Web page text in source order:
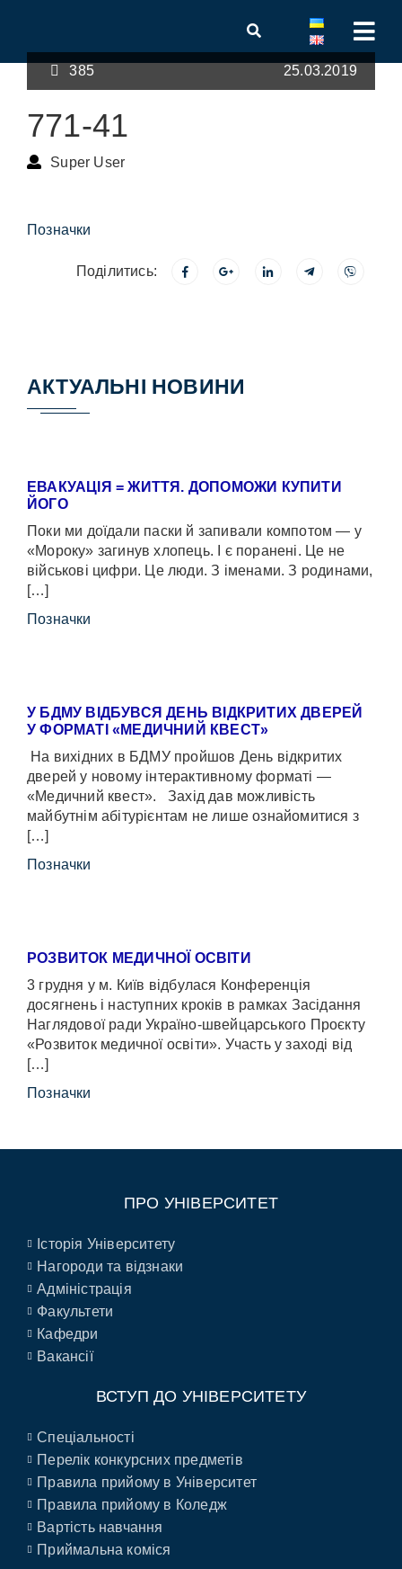
385 25.03.2019
771-41
Super User
Позначки
Поділитись:
АКТУАЛЬНІ НОВИНИ
ЕВАКУАЦІЯ = ЖИТТЯ. ДОПОМОЖИ КУПИТИ
ЙОГО
Поки ми доїдали паски й запивали компотом — у
«Мороку» загинув хлопець. І є поранені. Це не
військові цифри. Це люди. З іменами. З родинами,
[…]
Позначки
У БДМУ ВІДБУВСЯ ДЕНЬ ВІДКРИТИХ ДВЕРЕЙ
У ФОРМАТІ «МЕДИЧНИЙ КВЕСТ»
На вихідних в БДМУ пройшов День відкритих
дверей у новому інтерактивному форматі —
«Медичний квест». Захід дав можливість
майбутнім абітурієнтам не лише ознайомитися з
[…]
Позначки
РОЗВИТОК МЕДИЧНОЇ ОСВІТИ
3 грудня у м. Київ відбулася Конференція
досягнень і наступних кроків в рамках Засідання
Наглядової ради Україно-швейцарського Проєкту
«Розвиток медичної освіти». Участь у заході від
[…]
Позначки
ПРО УНІВЕРСИТЕТ
Історія Університету
Нагороди та відзнаки
Адміністрація
Факультети
Кафедри
Вакансії
ВСТУП ДО УНІВЕРСИТЕТУ
Спеціальності
Перелік конкурсних предметів
Правила прийому в Університет
Правила прийому в Коледж
Вартість навчання
Приймальна коміся